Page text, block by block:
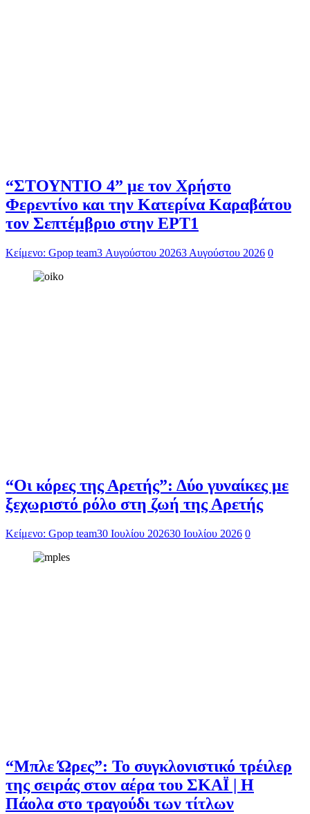
“ΣΤΟΥΝΤΙΟ 4” με τον Χρήστο
Φερεντίνο και την Κατερίνα Καραβάτου
τον Σεπτέμβριο στην ΕΡΤ1
Κείμενο: Gpop team3 Αυγούστου 20263 Αυγούστου 2026 0
“Οι κόρες της Αρετής”: Δύο γυναίκες με
ξεχωριστό ρόλο στη ζωή της Αρετής
Κείμενο: Gpop team30 Ιουλίου 202630 Ιουλίου 2026 0
“Μπλε Ώρες”: Το συγκλονιστικό τρέιλερ
της σειράς στον αέρα του ΣΚΑΪ | Η
Πάολα στο τραγούδι των τίτλων